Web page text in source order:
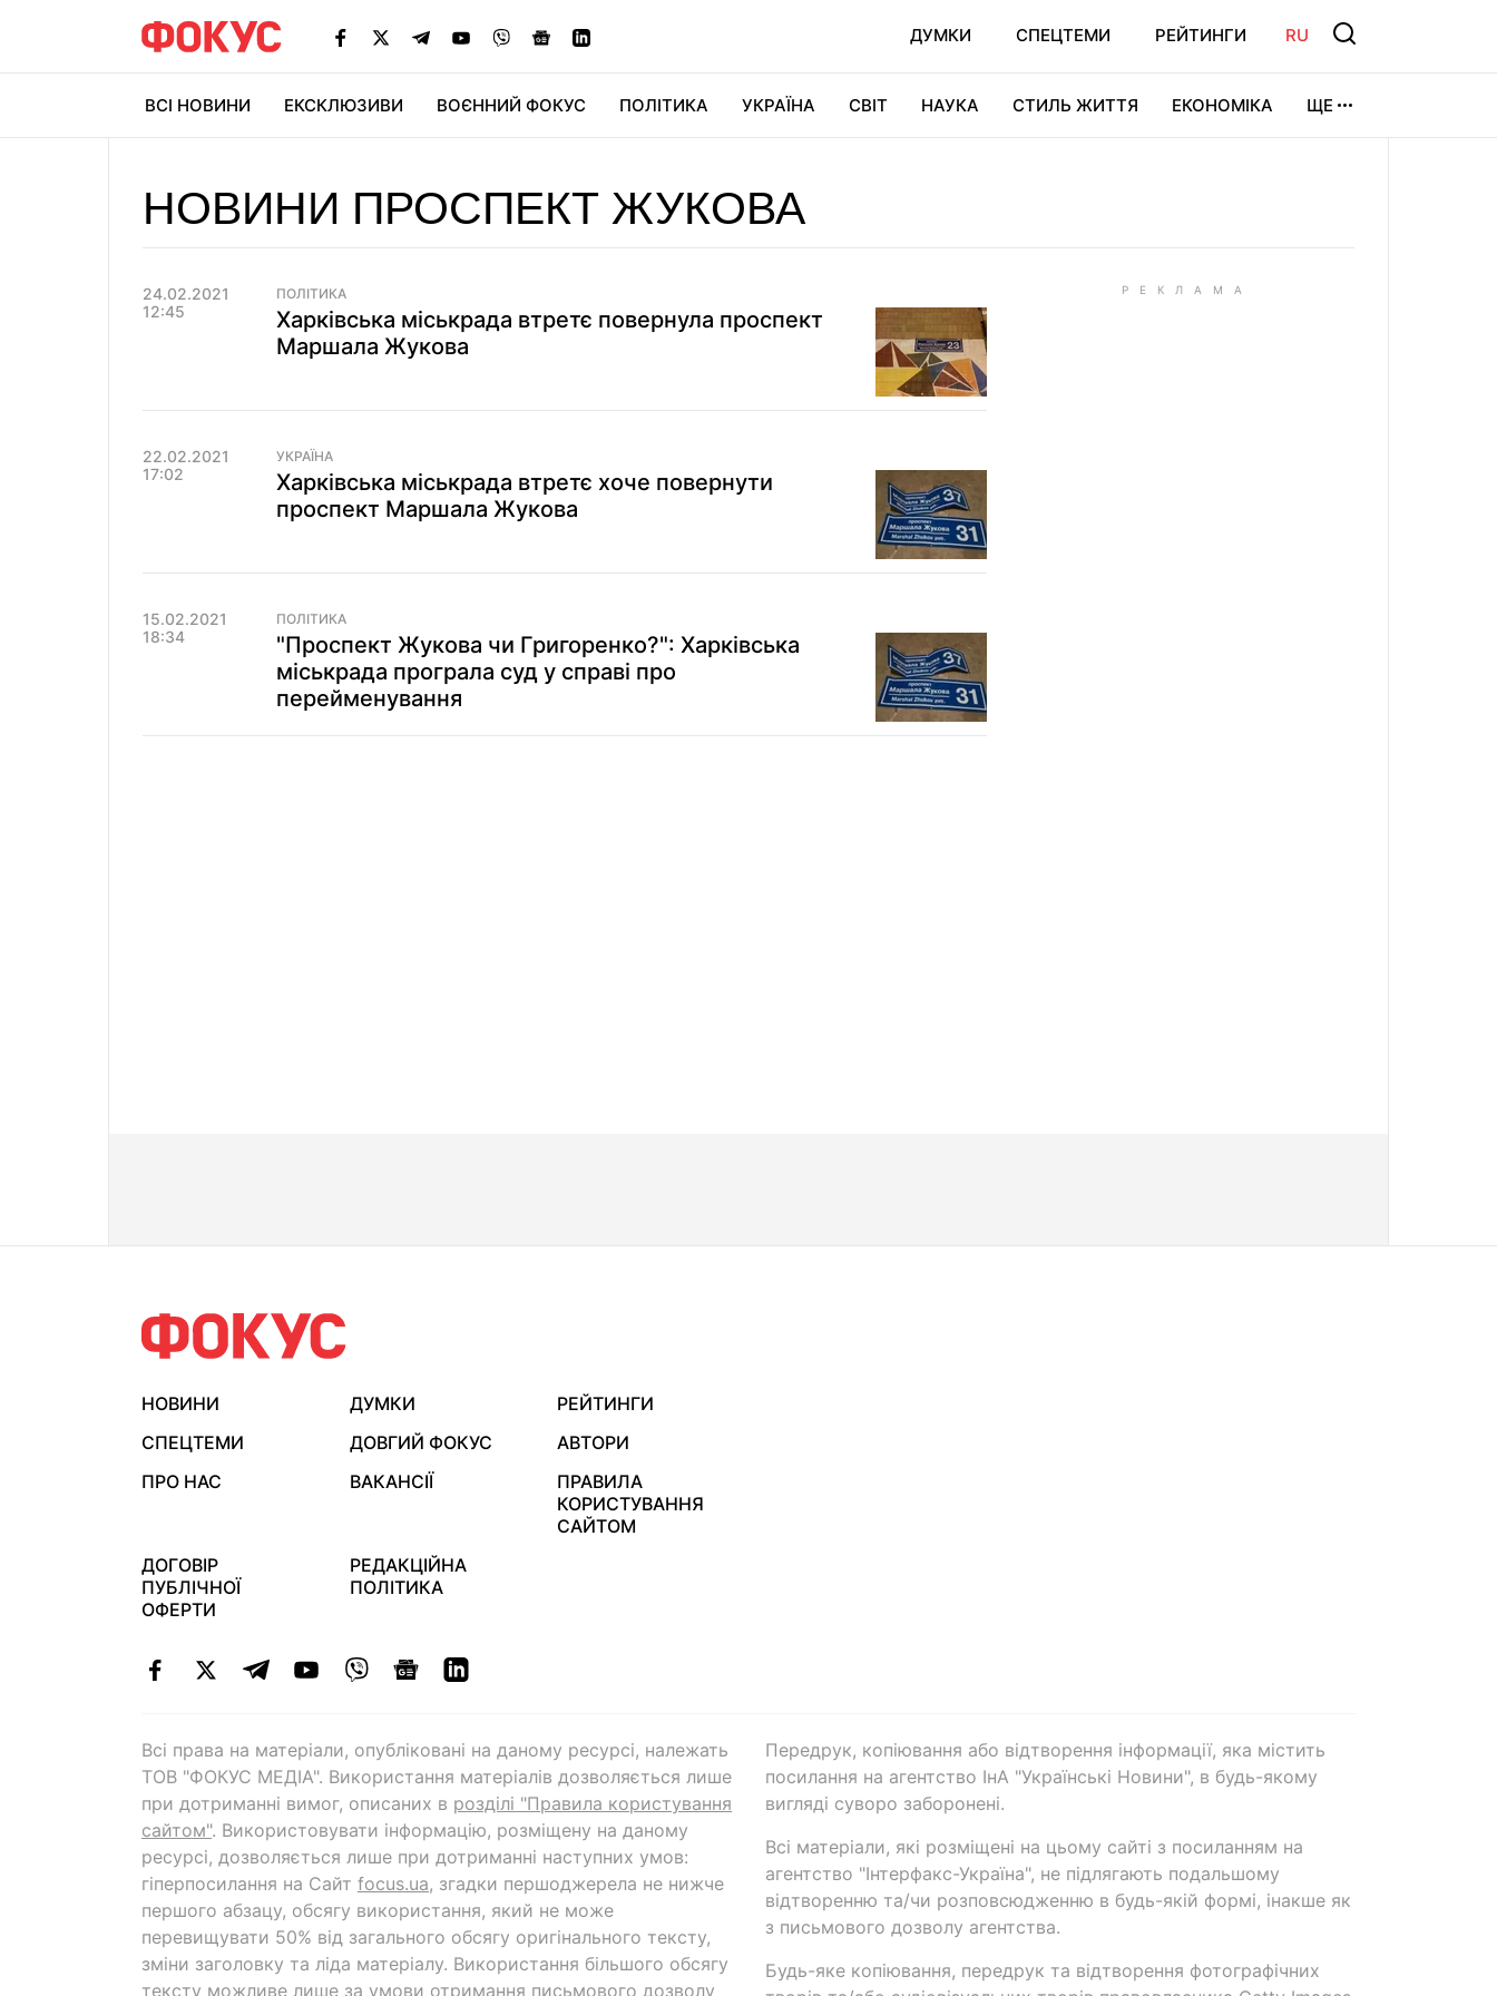
ДУМКИ СПЕЦТЕМИ РЕЙТИНГИ RU
ВСІ НОВИНИ ЕКСКЛЮЗИВИ ВОЄННИЙ ФОКУС ПОЛІТИКА УКРАЇНА СВІТ НАУКА СТИЛЬ ЖИТТЯ ЕКОНОМІКА ЩЕ
НОВИНИ ПРОСПЕКТ ЖУКОВА
24.02.2021
12:45
ПОЛІТИКА
Харківська міськрада втретє повернула проспект
Маршала Жукова
22.02.2021
17:02
УКРАЇНА
Харківська міськрада втретє хоче повернути
проспект Маршала Жукова
15.02.2021
18:34
ПОЛІТИКА
"Проспект Жукова чи Григоренко?": Харківська
міськрада програла суд у справі про
перейменування
НОВИНИ ДУМКИ
РЕЙТИНГИ
СПЕЦТЕМИ
ДОВГИЙ ФОКУС
АВТОРИ
ПРО НАС
ВАКАНСІЇ
ПРАВИЛА
КОРИСТУВАННЯ
САЙТОМ
ДОГОВІР
ПУБЛІЧНОЇ
ОФЕРТИ
РЕДАКЦІЙНА
ПОЛІТИКА
Всі права на матеріали, опубліковані на даному ресурсі, належать
ТОВ "ФОКУС МЕДІА". Використання матеріалів дозволяється лише
при дотриманні вимог, описаних в розділі "Правила користування
сайтом". Використовувати інформацію, розміщену на даному
ресурсі, дозволяється лише при дотриманні наступних умов:
гіперпосилання на Cайт focus.ua, згадки першоджерела не нижче
першого абзацу, обсягу використання, який не може
перевищувати 50% від загального обсягу оригінального тексту,
зміни заголовку та ліда матеріалу. Використання більшого обсягу
тексту можливе лише за умови отримання письмового дозволу
Передрук, копіювання або відтворення інформації, яка містить
посилання на агентство ІнА "Українські Новини", в будь-якому
вигляді суворо заборонені.
Всі матеріали, які розміщені на цьому сайті з посиланням на
агентство "Інтерфакс-Україна", не підлягають подальшому
відтворенню та/чи розповсюдженню в будь-якій формі, інакше як
з письмового дозволу агентства.
Будь-яке копіювання, передрук та відтворення фотографічних